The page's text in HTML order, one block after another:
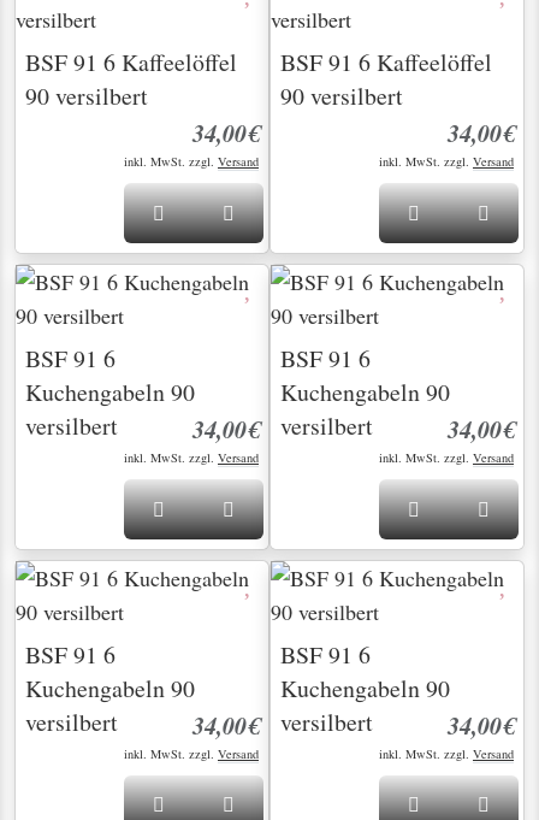
BSF 91 6 Kaffeelöffel
90 versilbert
34,00€
inkl. MwSt. zzgl. Versand
BSF 91 6 Kaffeelöffel
90 versilbert
34,00€
inkl. MwSt. zzgl. Versand
BSF 91 6
Kuchengabeln 90
versilbert
34,00€
inkl. MwSt. zzgl. Versand
BSF 91 6
Kuchengabeln 90
versilbert
34,00€
inkl. MwSt. zzgl. Versand
BSF 91 6
Kuchengabeln 90
versilbert
34,00€
inkl. MwSt. zzgl. Versand
BSF 91 6
Kuchengabeln 90
versilbert
34,00€
inkl. MwSt. zzgl. Versand